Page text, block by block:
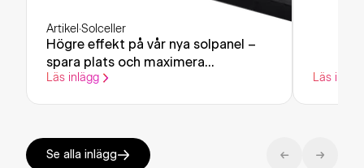
Artikel ·Solceller
Högre effekt på vår nya solpanel –
spara plats och maximera
elproduktionen
Läs inlägg Läs
Se alla inlägg